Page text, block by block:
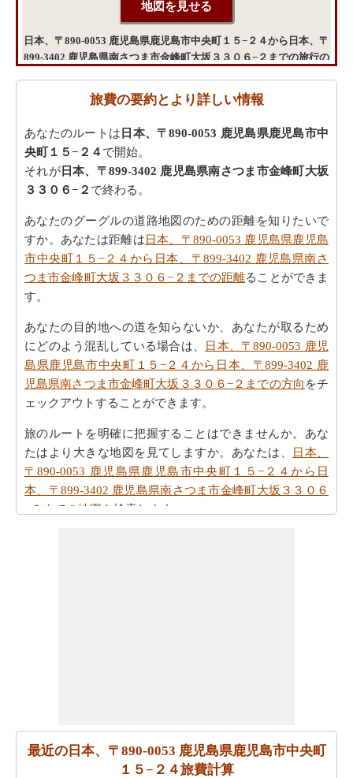
日本、〒890-0053 鹿児島県鹿児島市中央町１５−２４から日本、〒
899-3402 鹿児島県南さつま市金峰町大坂３３０６−２までの旅行の
旅費の要約とより詳しい情報
あなたのルートは 日本、〒890-0053 鹿児島県鹿児島市中
央町１５−２４ で開始。
それが日本、〒899-3402 鹿児島県南さつま市金峰町大坂
３３０６−２ で終わる。
あなたのグーグルの道路地図のための距離を知りたいで
すか。あなたは距離は日本、〒890-0053 鹿児島県鹿児島
市中央町１５−２４から日本、〒899-3402 鹿児島県南さ
つま市金峰町大坂３３０６−２までの距離ることができま
す。
あなたの目的地への道を知らないか、あなたが取るため
にどのよう混乱している場合は、
日本、〒890-0053 鹿児
島県鹿児島市中央町１５−２４から日本、〒899-3402 鹿
児島県南さつま市金峰町大坂３３０６−２までの方向 をチ
ェックアウトすることができます。
旅のルートを明確に把握することはできませんか。あな
たはより大きな地図を見てしますか。あなたは、
日本、
〒890-0053 鹿児島県鹿児島市中央町１５−２４から日
本、〒899-3402 鹿児島県南さつま市金峰町大坂３３０６
−２までの地図 を検索します。
から日本、〒899-3402 鹿児島県南さつま市金峰町大坂３
３０６−２までの移動時間を取得することができます。
最近の日本、〒890-0053 鹿児島県鹿児島市中央町
１５−２４旅費計算